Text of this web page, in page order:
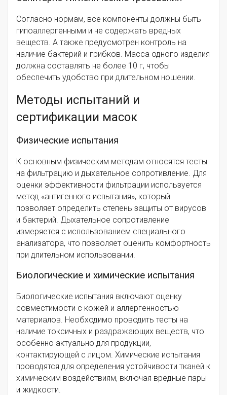
Согласно нормам, все компоненты должны быть
гипоаллергенными и не содержать вредных
веществ. А также предусмотрен контроль на
наличие бактерий и грибков. Масса одного изделия
должна составлять не более 10 г, чтобы
обеспечить удобство при длительном ношении.
Методы испытаний и
сертификации масок
Физические испытания
К основным физическим методам относятся тесты
на фильтрацию и дыхательное сопротивление. Для
оценки эффективности фильтрации используется
метод «антигенного испытания», который
позволяет определить степень защиты от вирусов
и бактерий. Дыхательное сопротивление
измеряется с использованием специального
анализатора, что позволяет оценить комфортность
при длительном использовании.
Биологические и химические испытания
Биологические испытания включают оценку
совместимости с кожей и аллергенностью
материалов. Необходимо проводить тесты на
наличие токсичных и раздражающих веществ, что
особенно актуально для продукции,
контактирующей с лицом. Химические испытания
проводятся для определения устойчивости тканей к
химическим воздействиям, включая вредные пары
и жидкости.